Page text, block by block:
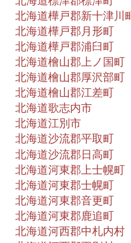
北海道樺戸郡新十津川町
北海道樺戸郡月形町
北海道樺戸郡浦臼町
北海道檜山郡上ノ国町
北海道檜山郡厚沢部町
北海道檜山郡江差町
北海道歌志内市
北海道江別市
北海道沙流郡平取町
北海道沙流郡日高町
北海道河東郡上士幌町
北海道河東郡士幌町
北海道河東郡音更町
北海道河東郡鹿追町
北海道河西郡中札内村